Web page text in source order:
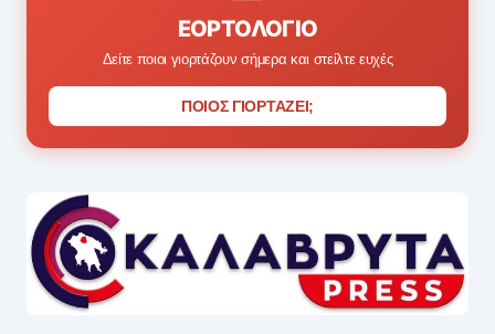
ΕΟΡΤΟΛΌΓΙΟ
Δείτε ποιοι γιορτάζουν σήμερα και στείλτε ευχές
ΠΟΙΟΣ ΓΙΟΡΤΑΖΕΙ;